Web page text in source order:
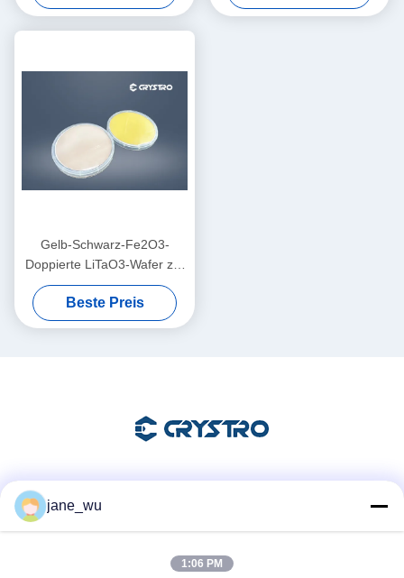
Gelb-Schwarz-Fe2O3-
Doppierte LiTaO3-Wafer zur
Photorefraktion
Beste Preis
jane_wu
1:06 PM